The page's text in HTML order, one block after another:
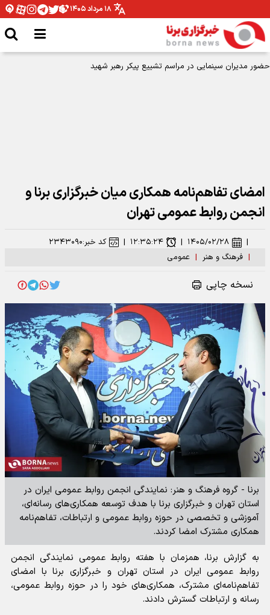
۱۸ مرداد ۱۴۰۵
امضای تفاهم‌نامه همکاری میان خبرگزاری برنا و
انجمن روابط عمومی تهران
| فرهنگ و هنر | عمومی
| ۱۴۰۵/۰۲/۲۸ | ۱۲:۳۵:۲۴ | کد خبر:۲۳۴۳۰۹۰
نسخه چاپی
برنا - گروه فرهنگ و هنر: نمایندگی انجمن روابط عمومی ایران در
استان تهران و خبرگزاری برنا با هدف توسعه همکاری‌های رسانه‌ای،
آموزشی و تخصصی در حوزه روابط عمومی و ارتباطات، تفاهم‌نامه
همکاری مشترک امضا کردند.
به گزارش برنا، همزمان با هفته روابط عمومی نمایندگی انجمن
روابط عمومی ایران در استان تهران و خبرگزاری برنا با امضای
تفاهم‌نامه‌ای مشترک، همکاری‌های خود را در حوزه روابط عمومی،
رسانه و ارتباطات گسترش دادند.